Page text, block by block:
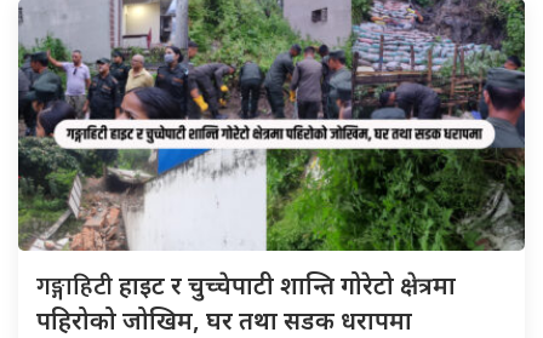
गङ्गाहिटीहाइट र चुच्चेपाटी शान्ति गोरेटो क्षेत्रमा
पहिरोको जोखिम, घर तथा सडक धरापमा